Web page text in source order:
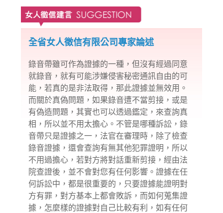
全省女人徵信有限公司專家論述
錄音帶雖可作為證據的一種，但沒有經過同意
就錄音，就有可能涉嫌侵害秘密通訊自由的可
能，若真的是非法取得，那此證據並無效用。
而關於真偽問題，如果錄音遭不當剪接，或是
有偽造問題，其實也可以透過鑑定，來查詢真
相，所以並不用太擔心。不管是哪種訴訟，錄
音帶只是證據之一，法官在審理時，除了檢查
錄音證據，還會查詢有無其他犯罪證明，所以
不用過擔心，若對方將對話重新剪接，經由法
院查證後，並不會對您有任何影響。證據在任
何訴訟中，都是很重要的，只要證據能證明對
方有罪，對方基本上都會敗訴，而如何蒐集證
據，怎麼樣的證據對自己比較有利，如有任何